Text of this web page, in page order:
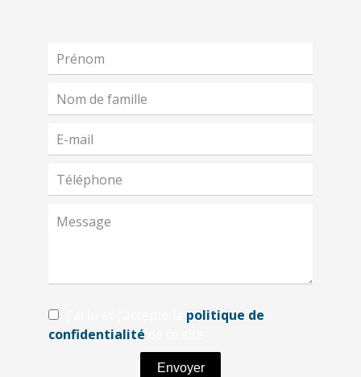
politique de
confidentialité
Envoyer